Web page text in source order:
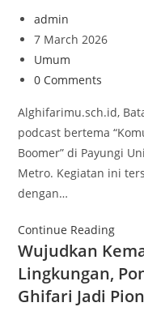
admin
7 March 2026
Umum
0 Comments
Alghifarimu.sch.id,
podcast bertema
Boomer” di Payungi
Metro. Kegiatan ini
dengan…
Continue Reading
Wujudkan
Lingkungan,
Ghifari Jadi